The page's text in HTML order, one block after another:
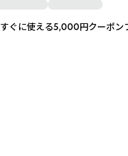
すぐに使える5,000円クーポン